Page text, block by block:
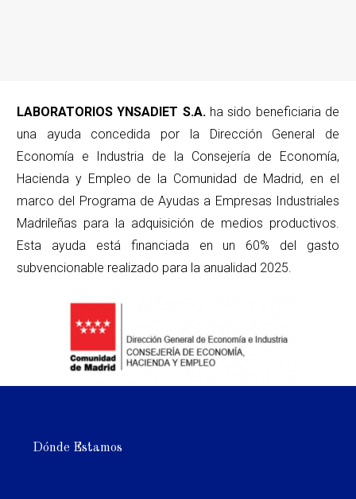
LABORATORIOS YNSADIET S.A. ha sido beneficiaria de
una ayuda concedida por la Dirección General de
Economía e Industria de la Consejería de Economía,
Hacienda y Empleo de la Comunidad de Madrid, en el
marco del Programa de Ayudas a Empresas Industriales
Madrileñas para la adquisición de medios productivos.
Esta ayuda está financiada en un 60% del gasto
subvencionable realizado para la anualidad 2025.
Dónde Estamos